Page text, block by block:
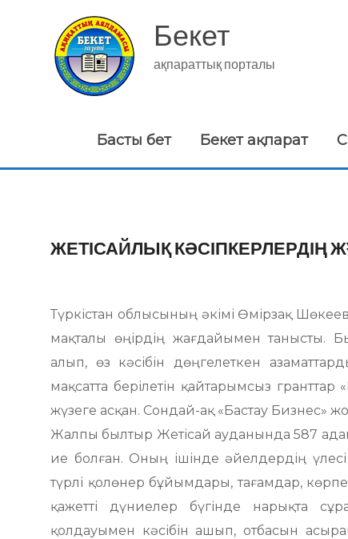
Бекет
ақпараттық порталы
Басты бет Бекет ақпарат
ЖЕТІСАЙЛЫҚ КӘСІПКЕРЛЕРДІҢ
Түркістан облысының әкімі Өмірзақ
мақталы өңірдің жағдайымен танысты.
алып, өз кәсібін дөңгелеткен
мақсатта берілетін қайтарымсыз
жүзеге асқан. Сондай-ақ «Бастау Бизнес»
Жалпы былтыр Жетісай ауданында 587
ие болған. Оның ішінде әйелдердің
түрлі қолөнер бұйымдары, тағамдар,
қажетті дүниелер бүгінде нарықта
қолдауымен кәсібін ашып, отбасын